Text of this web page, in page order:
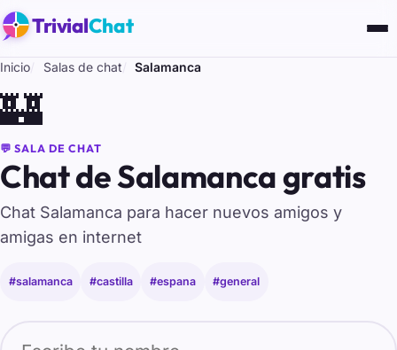
TrivialChat
Inicio Salas de chat Salamanca
🏰
💬 SALA DE CHAT
Chat de Salamanca gratis
Chat Salamanca para hacer nuevos amigos y
amigas en internet
#salamanca #castilla #espana #general